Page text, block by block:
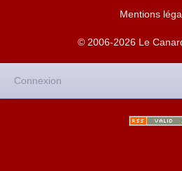
Mentions
© 2006-2026 Le
Connexion